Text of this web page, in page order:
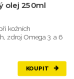
olej 250ml
kožních
zdroj Omega 3 a 6
KOUPIT